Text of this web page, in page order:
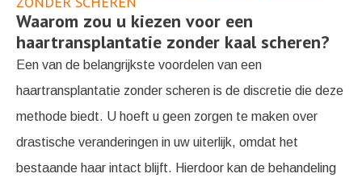
Waarom zou u kiezen voor een
haartransplantatie zonder kaal scheren?
Een van de belangrijkste voordelen van een
haartransplantatie zonder scheren is de discretie die deze
methode biedt. U hoeft u geen zorgen te maken over
drastische veranderingen in uw uiterlijk, omdat het
bestaande haar intact blijft. Hierdoor kan de behandeling